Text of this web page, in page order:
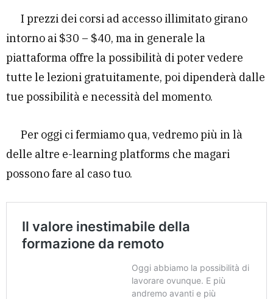
I prezzi dei corsi ad accesso illimitato girano
intorno ai $30 – $40, ma in generale la
piattaforma offre la possibilità di poter vedere
tutte le lezioni gratuitamente, poi dipenderà dalle
tue possibilità e necessità del momento.
Per oggi ci fermiamo qua, vedremo più in là
delle altre e-learning platforms che magari
possono fare al caso tuo.